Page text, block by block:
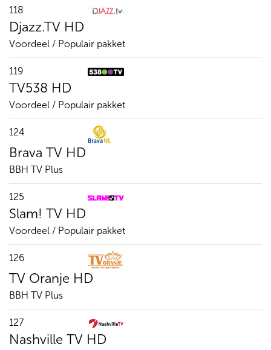
118
Djazz.TV HD
Voordeel / Populair pakket
119
TV538 HD
Voordeel / Populair pakket
124
Brava TV HD
BBH TV Plus
125
Slam! TV HD
Voordeel / Populair pakket
126
TV Oranje HD
BBH TV Plus
127
Nashville TV HD